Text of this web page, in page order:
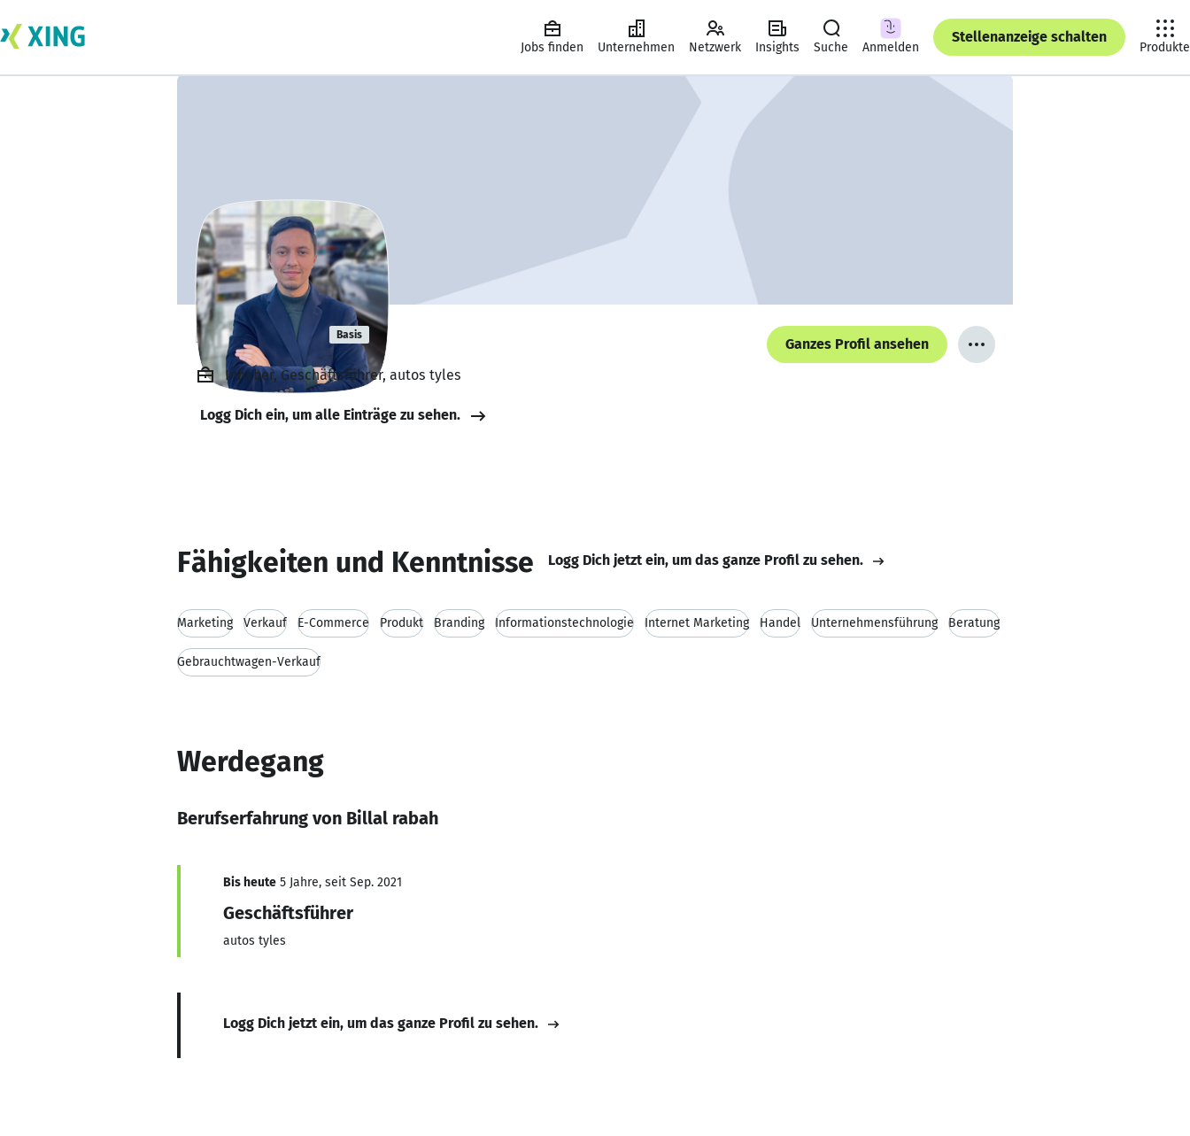
Jobs finden Unternehmen Netzwerk Insights Suche Anmelden
Stellenanzeige schalten
Produkte
Billal rabah Basis
Ganzes Profil ansehen
Inhaber, Geschäftsführer, autos tyles
Logg Dich ein, um alle Einträge zu sehen.
Fähigkeiten und Kenntnisse Logg Dich jetzt ein, um das ganze Profil zu sehen.
Marketing Verkauf E-Commerce Produkt Branding Informationstechnologie Internet Marketing Handel Unternehmensführung Beratung
Gebrauchtwagen-Verkauf
Werdegang
Berufserfahrung von Billal rabah
Bis heute 5 Jahre, seit Sep. 2021
Geschäftsführer
autos tyles
Logg Dich jetzt ein, um das ganze Profil zu sehen.